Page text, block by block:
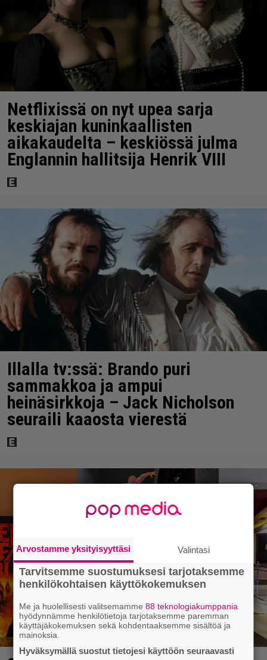
Netflixissä on nyt upea sarja
keskiajan kuninkaallisten
aikakaudelta – keskiössä julma
Englannin hallitsija Henrik VIII
Illalla tv:ssä: Brando puri
sammakkoa ja ampui
heinäsirkkoja – Jack Nicholson
seuraili kaaosta vierestä
Arvostamme yksityisyyttäsi Valintasi
Tarvitsemme suostumuksesi tarjotaksemme
henkilökohtaisen käyttökokemuksen
Me ja huolellisesti valitsemamme88 teknologiakumppania
hyödynnämme henkilötietoja tarjotaksemme paremman
käyttäjäkokemuksen sekä kohdentaaksemme sisältöä ja
mainoksia.
Hyväksymällä suostut tietojesi käyttöön seuraavasti